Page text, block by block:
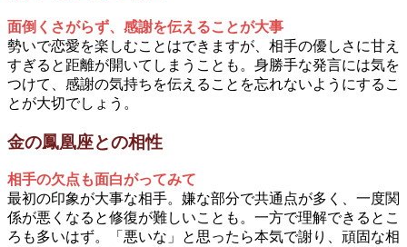
面倒くさがらず、感謝を伝えることが大事
勢いで恋愛を楽しむことはできますが、相手の優しさに甘え
すぎると距離が開いてしまうことも。身勝手な発言には気を
つけて、感謝の気持ちを伝えることを忘れないようにするこ
とが大切でしょう。
金の鳳凰座との相性
相手の欠点も面白がってみて
最初の印象が大事な相手。嫌な部分で共通点が多く、一度関
係が悪くなると修復が難しいことも。一方で理解できるとこ
ろも多いはず。「悪いな」と思ったら本気で謝り、頑固な相